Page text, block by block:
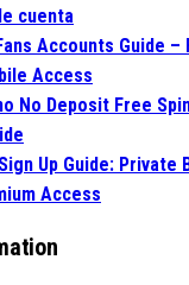
cuenta
Accounts Guide
Access
No Deposit Free
Up Guide:
Access